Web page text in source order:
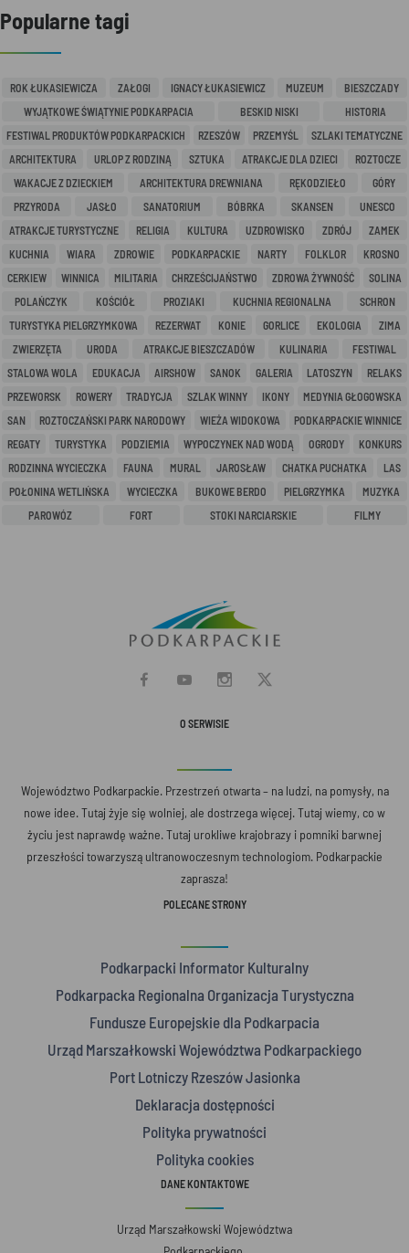
Popularne tagi
ROK ŁUKASIEWICZA ZAŁOGI IGNACY ŁUKASIEWICZ MUZEUM
BIESZCZADY
WYJĄTKOWE ŚWIĄTYNIE PODKARPACIA
BESKID NISKI
HISTORIA
FESTIWAL PRODUKTÓW PODKARPACKICH
RZESZÓW PRZEMYŚL
SZLAKI TEMATYCZNE
ARCHITEKTURA
URLOP Z RODZINĄ SZTUKA ATRAKCJE DLA DZIECI
ROZTOCZE
WAKACJE Z DZIECKIEM
ARCHITEKTURA DREWNIANA RĘKODZIEŁO
GÓRY
PRZYRODA
JASŁO SANATORIUM BÓBRKA SKANSEN
UNESCO
ATRAKCJE TURYSTYCZNE
RELIGIA KULTURA UZDROWISKO ZDRÓJ
ZAMEK
KUCHNIA
WIARA ZDROWIE PODKARPACKIE NARTY FOLKLOR
KROSNO
CERKIEW
WINNICA MILITARIA CHRZEŚCIJAŃSTWO ZDROWA ŻYWNOŚĆ
SOLINA
POLAŃCZYK
KOŚCIÓŁ PROZIAKI KUCHNIA REGIONALNA
SCHRON
TURYSTYKA PIELGRZYMKOWA
REZERWAT KONIE GORLICE EKOLOGIA
ZIMA
ZWIERZĘTA
URODA ATRAKCJE BIESZCZADÓW KULINARIA
FESTIWAL
STALOWA WOLA
EDUKACJA AIRSHOW SANOK GALERIA LATOSZYN
RELAKS
PRZEWORSK
ROWERY TRADYCJA SZLAK WINNY IKONY
MEDYNIA GŁOGOWSKA
SAN
ROZTOCZAŃSKI PARK NARODOWY WIEŻA WIDOKOWA
PODKARPACKIE WINNICE
REGATY
TURYSTYKA PODZIEMIA WYPOCZYNEK NAD WODĄ OGRODY
KONKURS
RODZINNA WYCIECZKA
FAUNA MURAL JAROSŁAW CHATKA PUCHATKA
LAS
POŁONINA WETLIŃSKA
WYCIECZKA BUKOWE BERDO PIELGRZYMKA
MUZYKA
PAROWÓZ
FORT STOKI NARCIARSKIE FILMY
O SERWISIE
Województwo Podkarpackie. Przestrzeń otwarta – na ludzi, na pomysły, na
nowe idee. Tutaj żyje się wolniej, ale dostrzega więcej. Tutaj wiemy, co w
życiu jest naprawdę ważne. Tutaj urokliwe krajobrazy i pomniki barwnej
przeszłości towarzyszą ultranowoczesnym technologiom. Podkarpackie
zaprasza!
POLECANE STRONY
Podkarpacki Informator Kulturalny
Podkarpacka Regionalna Organizacja Turystyczna
Fundusze Europejskie dla Podkarpacia
Urząd Marszałkowski Województwa Podkarpackiego
Port Lotniczy Rzeszów Jasionka
Deklaracja dostępności
Polityka prywatności
Polityka cookies
DANE KONTAKTOWE
Urząd Marszałkowski Województwa